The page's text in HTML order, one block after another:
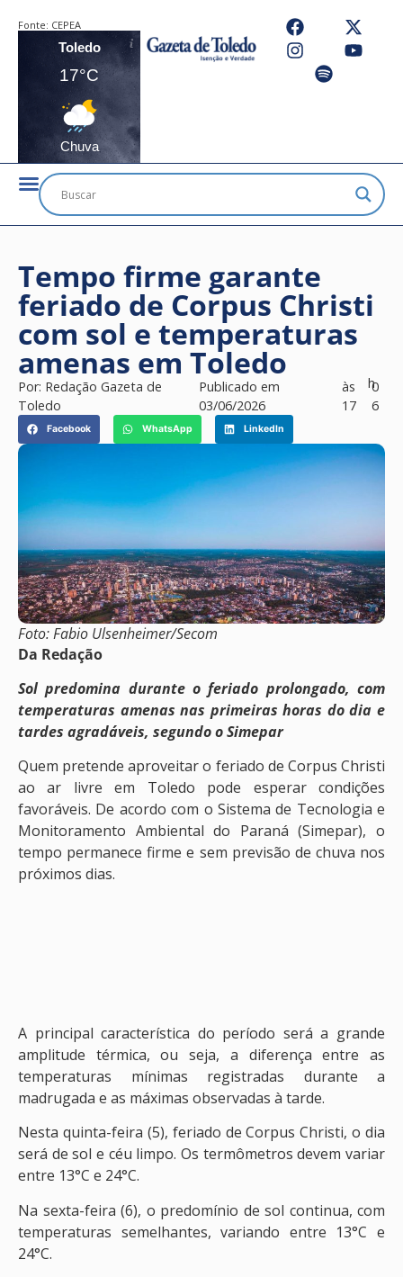
Fonte: CEPEA
Toledo
17°C
Chuva
Tempo firme garante
feriado de Corpus Christi
com sol e temperaturas
amenas em Toledo
Por: Redação Gazeta de
Toledo
Publicado em
03/06/2026
às
17
h0
6
Facebook WhatsApp LinkedIn
Foto: Fabio Ulsenheimer/Secom
Da Redação
Sol predomina durante o feriado prolongado, com
temperaturas amenas nas primeiras horas do dia e
tardes agradáveis, segundo o Simepar
Quem pretende aproveitar o feriado de Corpus Christi
ao ar livre em Toledo pode esperar condições
favoráveis. De acordo com o Sistema de Tecnologia e
Monitoramento Ambiental do Paraná (Simepar), o
tempo permanece firme e sem previsão de chuva nos
próximos dias.
A principal característica do período será a grande
amplitude térmica, ou seja, a diferença entre as
temperaturas mínimas registradas durante a
madrugada e as máximas observadas à tarde.
Nesta quinta-feira (5), feriado de Corpus Christi, o dia
será de sol e céu limpo. Os termômetros devem variar
entre 13°C e 24°C.
Na sexta-feira (6), o predomínio de sol continua, com
temperaturas semelhantes, variando entre 13°C e
24°C.